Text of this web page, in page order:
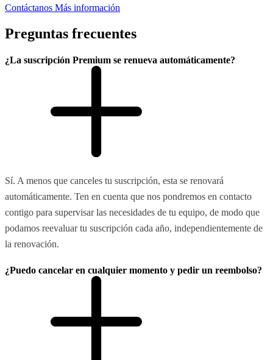
Contáctanos Más información
Preguntas frecuentes
¿La suscripción Premium se renueva automáticamente?
Sí. A menos que canceles tu suscripción, esta se renovará
automáticamente. Ten en cuenta que nos pondremos en contacto
contigo para supervisar las necesidades de tu equipo, de modo que
podamos reevaluar tu suscripción cada año, independientemente de
la renovación.
¿Puedo cancelar en cualquier momento y pedir un reembolso?